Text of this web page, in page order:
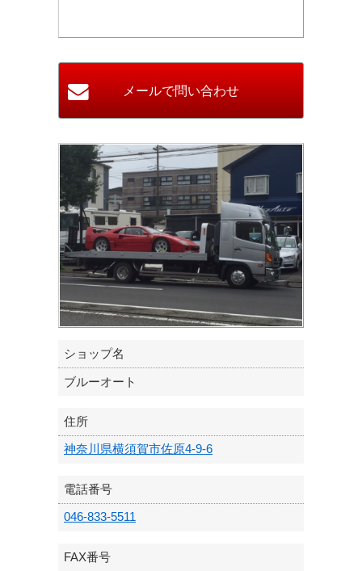
ショップ名
ブルーオート
住所
神奈川県横須賀市佐原4-9-6
電話番号
046-833-5511
FAX番号